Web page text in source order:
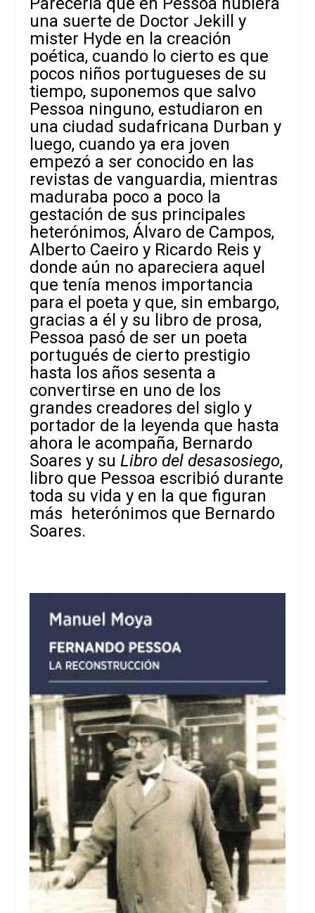
una suerte de Doctor Jekill y
mister Hyde en la creación
poética, cuando lo cierto es que
pocos niños portugueses de su
tiempo, suponemos que salvo
Pessoa ninguno, estudiaron en
una ciudad sudafricana Durban y
luego, cuando ya era joven
empezó a ser conocido en las
revistas de vanguardia, mientras
maduraba poco a poco la
gestación de sus principales
heterónimos, Álvaro de Campos,
Alberto Caeiro y Ricardo Reis y
donde aún no apareciera aquel
que tenía menos importancia
para el poeta y que, sin embargo,
gracias a él y su libro de prosa,
Pessoa pasó de ser un poeta
portugués de cierto prestigio
hasta los años sesenta a
convertirse en uno de los
grandes creadores del siglo y
portador de la leyenda que hasta
ahora le acompaña, Bernardo
Soares y suLibro del desasosiego,
libro que Pessoa escribió durante
toda su vida y en la que figuran
más heterónimos que Bernardo
Soares.